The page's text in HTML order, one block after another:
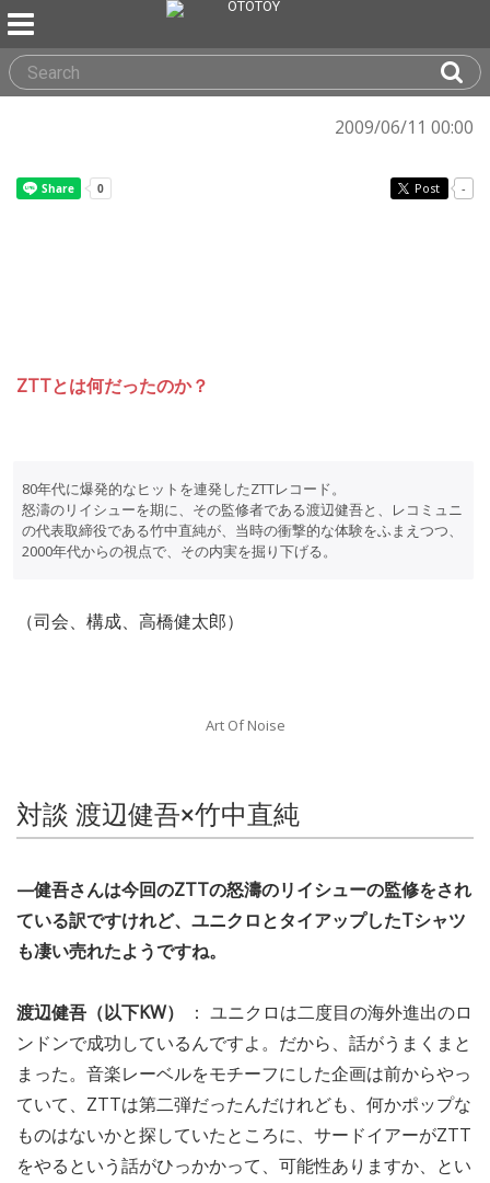
2009/06/11 00:00
Post -
ZTTとは何だったのか？
80年代に爆発的なヒットを連発したZTTレコード。
怒濤のリイシューを期に、その監修者である渡辺健吾と、レコミュニ
の代表取締役である竹中直純が、当時の衝撃的な体験をふまえつつ、
2000年代からの視点で、その内実を掘り下げる。
（司会、構成、高橋健太郎）
Art Of Noise
対談 渡辺健吾×竹中直純
—健吾さんは今回のZTTの怒濤のリイシューの監修をされ
ている訳ですけれど、ユニクロとタイアップしたTシャツ
も凄い売れたようですね。
渡辺健吾（以下KW）
： ユニクロは二度目の海外進出のロ
ンドンで成功しているんですよ。だから、話がうまくまと
まった。音楽レーベルをモチーフにした企画は前からやっ
ていて、ZTTは第二弾だったんだけれども、何かポップな
ものはないかと探していたところに、サードイアーがZTT
をやるという話がひっかかって、可能性ありますか、とい